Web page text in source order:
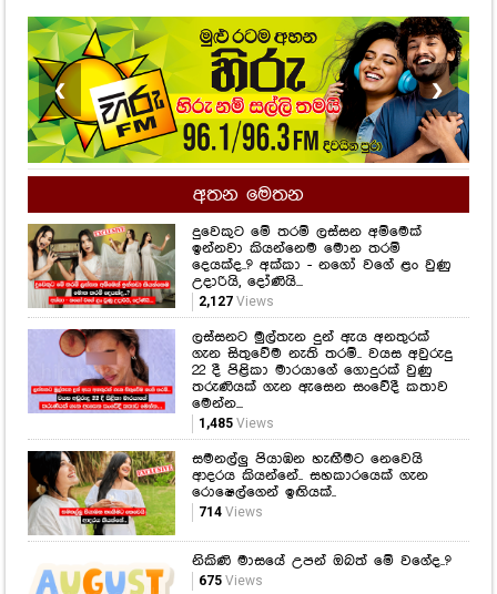
❮ ❯
අතන මෙතන
දුවෙකුට මේ තරම් ලස්සන අම්මෙක්
ඉන්නවා කියන්නෙම මොන තරම්
දෙයක්ද..? අක්කා - නගෝ වගේ ළං වුණු
උදාරියි, දෝණියි...
2,127Views
ලස්සනට මුල්තැන දුන් ඇය අනතුරක්
ගැන සිතුවේම නැති තරම්.. වයස අවුරුදු
22 දී පිළිකා මාරයාගේ ගොදුරක් වුණු
තරුණියක් ගැන ඇසෙන සංවේදී කතාව
මෙන්න...
1,485Views
සමනල්ලු පියාඹන හැඟීමට නෙවෙයි
ආදරය කියන්නේ.. සහකාරයෙක් ගැන
රොෂෙල්ගෙන් ඉඟියක්..
714Views
නිකිණි මාසයේ උපන් ඔබත් මේ වගේද..?
675Views